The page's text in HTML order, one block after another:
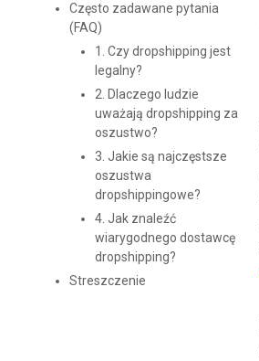
Często zadawane pytania
(FAQ)
1. Czy dropshipping jest
legalny?
2. Dlaczego ludzie
uważają dropshipping za
oszustwo?
3. Jakie są najczęstsze
oszustwa
dropshippingowe?
4. Jak znaleźć
wiarygodnego dostawcę
dropshipping?
Streszczenie